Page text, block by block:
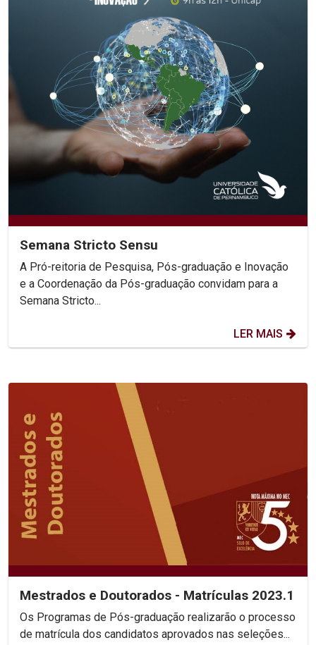
Semana Stricto Sensu
A Pró-reitoria de Pesquisa, Pós-graduação e Inovação
e a Coordenação da Pós-graduação convidam para a
Semana Stricto...
LER MAIS
Mestrados e Doutorados - Matrículas 2023.1
Os Programas de Pós-graduação realizarão o processo
de matrícula dos candidatos aprovados nas seleções...